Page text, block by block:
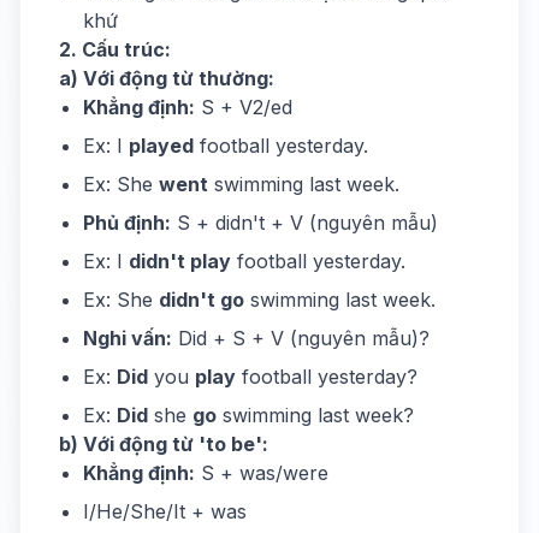
khứ
2. Cấu trúc:
a) Với động từ thường:
Khẳng định: S + V2/ed
Ex: I played football yesterday.
Ex: She went swimming last week.
Phủ định: S + didn't + V (nguyên mẫu)
Ex: I didn't play football yesterday.
Ex: She didn't go swimming last week.
Nghi vấn: Did + S + V (nguyên mẫu)?
Ex: Did you play football yesterday?
Ex: Did she go swimming last week?
b) Với động từ 'to be':
Khẳng định: S + was/were
I/He/She/It + was